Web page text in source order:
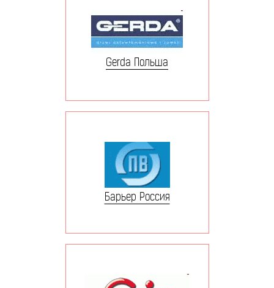
Gerda Польша
Барьер Россия